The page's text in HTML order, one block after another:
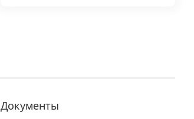
Документы